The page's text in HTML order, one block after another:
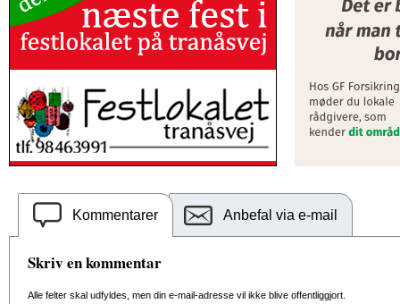
Kommentarer Anbefal via e-mail
Skriv en kommentar
Alle felter skal udfyldes, men din e-mail-adresse vil ikke blive offentliggjort.